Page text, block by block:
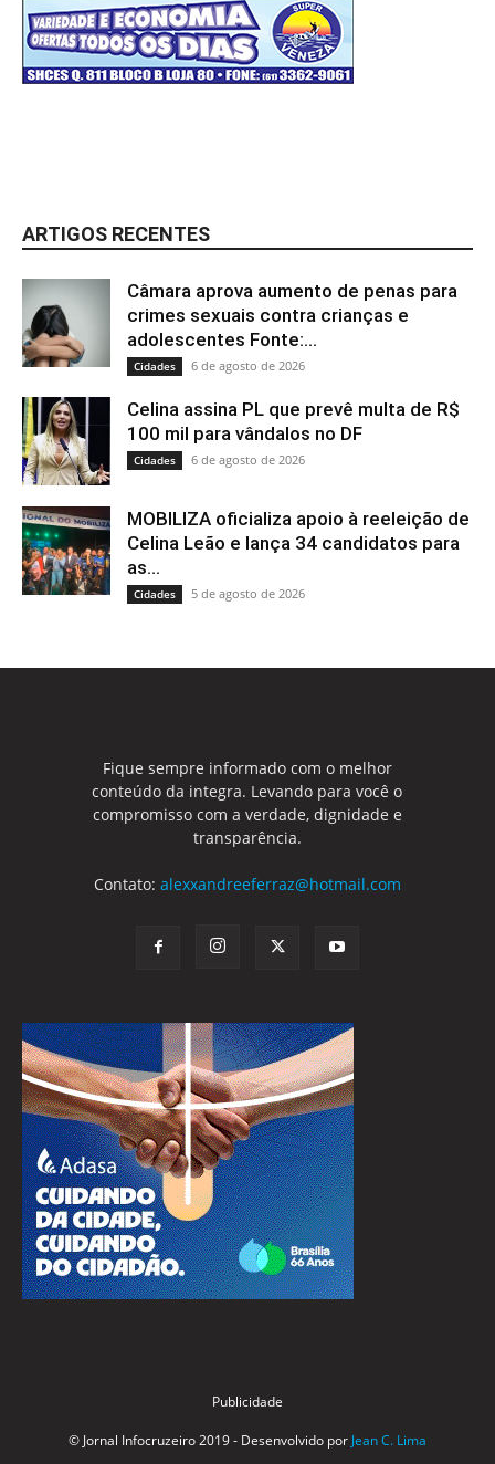
ARTIGOS RECENTES
Câmara aprova aumento de penas para
crimes sexuais contra crianças e
adolescentes Fonte:...
Cidades 6 de agosto de 2026
Celina assina PL que prevê multa de R$
100 mil para vândalos no DF
Cidades 6 de agosto de 2026
MOBILIZA oficializa apoio à reeleição de
Celina Leão e lança 34 candidatos para
as...
Cidades 5 de agosto de 2026
Fique sempre informado com o melhor
conteúdo da integra. Levando para você o
compromisso com a verdade, dignidade e
transparência.
Contato: alexxandreeferraz@hotmail.com
Publicidade
© Jornal Infocruzeiro 2019 - Desenvolvido por Jean C. Lima